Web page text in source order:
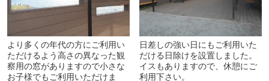
より多くの年代の方にご利用い
ただけるよう高さの異なった観
察用の窓がありますので小さな
お子様でもご利用いただけま
日差しの強い日にもご利用いた
だける日除けを設置しました。
イスもありますので、休憩にご
利用下さい。